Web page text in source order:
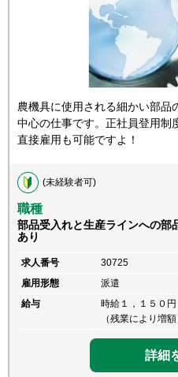
農機具に使用される細かい部品
中心の仕事です。正社員登用制
直接雇用も可能ですよ！
(未経験者可)
職種
部品受入れと生産ラインへの部
あり
求人番号
30725
雇用形態
派遣
給与
時給１，１５０
（残業により増額
詳細